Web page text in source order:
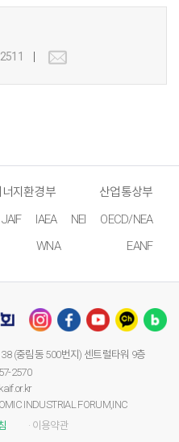
지환경부
산업통상부
JAIF IAEA NEI
OECD/NEA
WNA EANF
(중림동 500번지) 센트럴타워 9층
2570
INDUSTRIAL FORUM,INC
· 이용약관